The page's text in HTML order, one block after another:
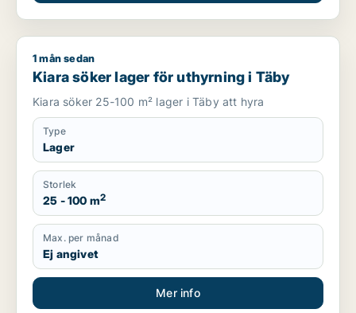
Kiara söker lager för uthyrning i Täby
1 mån sedan
Kiara söker lager för uthyrning i Täby
Kiara söker 25-100 m² lager i Täby att hyra
Type
Lager
Storlek
25 - 100 m2
Max. per månad
Ej angivet
Mer info